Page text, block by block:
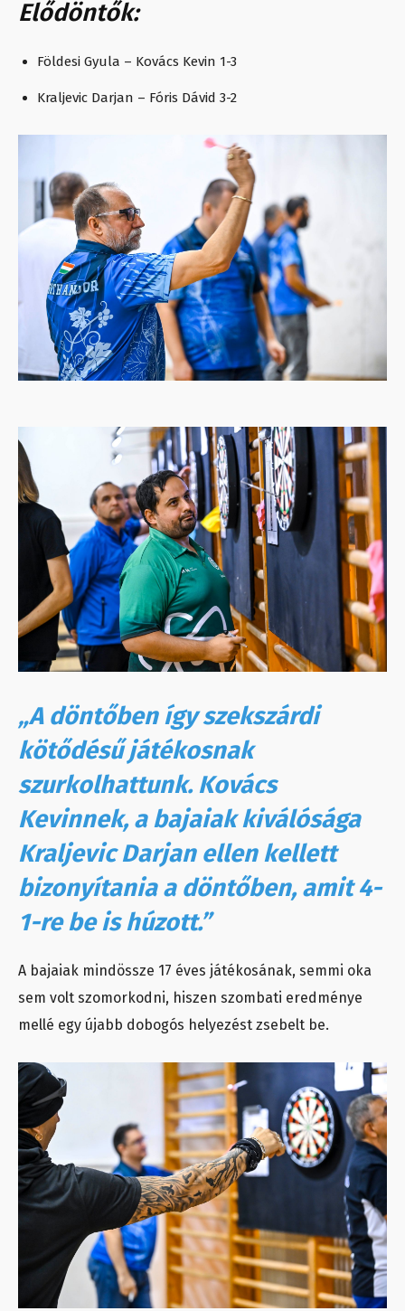
Elődöntők:
Földesi Gyula – Kovács Kevin 1-3
Kraljevic Darjan – Fóris Dávid 3-2
„A döntőben így szekszárdi
kötődésű játékosnak
szurkolhattunk. Kovács
Kevinnek, a bajaiak kiválósága
Kraljevic Darjan ellen kellett
bizonyítania a döntőben, amit 4-
1-re be is húzott.”
A bajaiak mindössze 17 éves játékosának, semmi oka
sem volt szomorkodni, hiszen szombati eredménye
mellé egy újabb dobogós helyezést zsebelt be.